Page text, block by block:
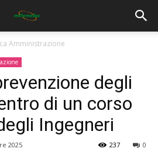
Amministrazione
degli
di un corso
Ingegneri
2025 0
237